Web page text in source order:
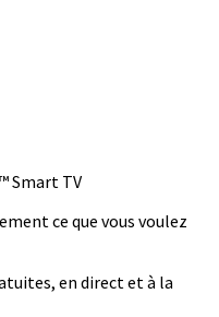
Smart TV
ce que vous voulez
en direct et à la